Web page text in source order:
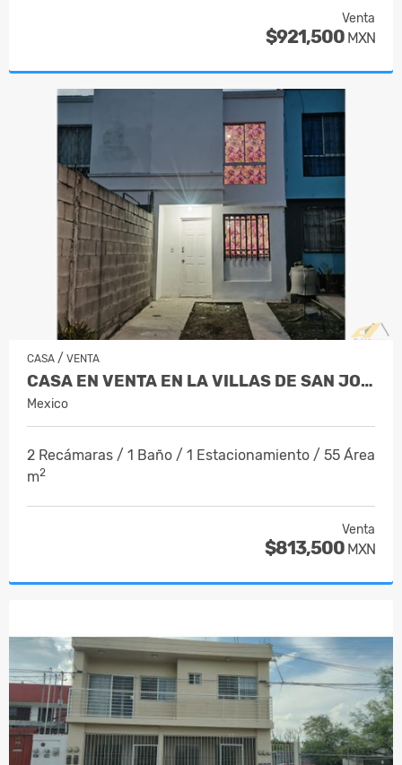
Venta
$921,500 MXN
CASA / VENTA
CASA EN VENTA EN LA VILLAS DE SAN JOSÉ J…
Mexico
2 Recámaras / 1 Baño / 1 Estacionamiento / 55 Área
m2
Venta
$813,500 MXN